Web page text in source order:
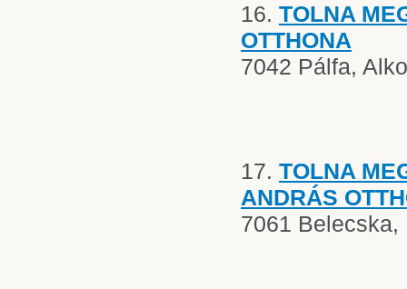
16. TOLNA
OTTHONA
7042 Pálfa,
17. TOLNA
ANDRÁS
7061 Belecska,